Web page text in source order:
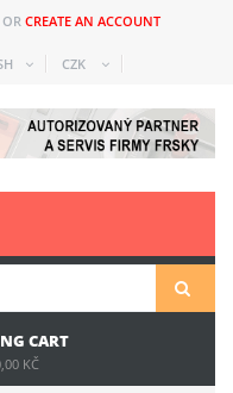
OR CREATE AN ACCOUNT
CZK
CART
KČ